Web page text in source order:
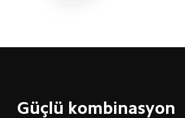
Güçlü kombinasyon